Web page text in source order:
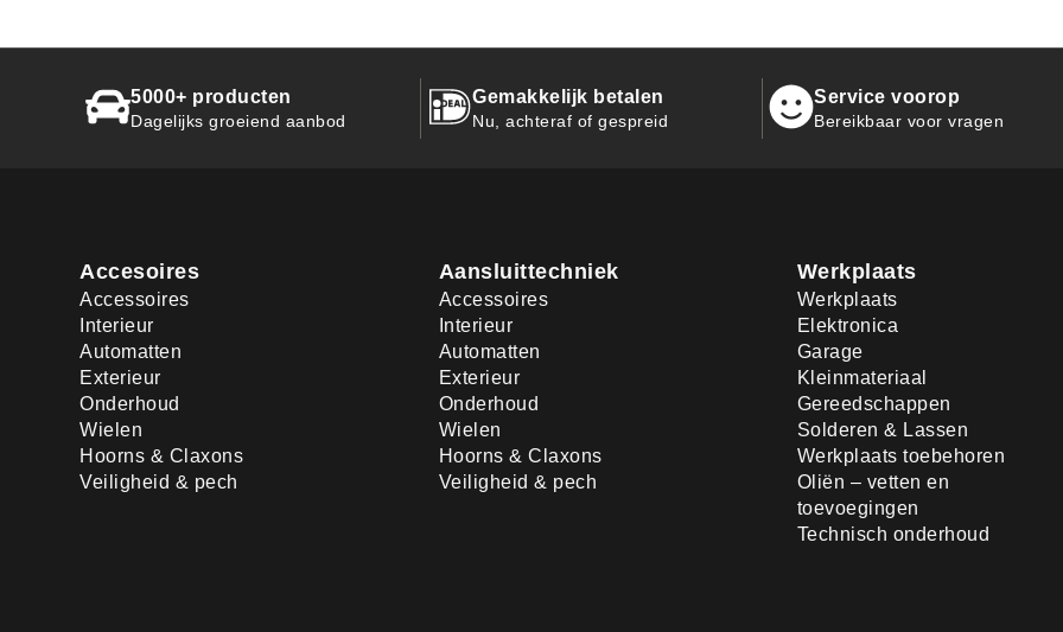
5000+ producten
Dagelijks groeiend aanbod
Gemakkelijk betalen
Nu, achteraf of gespreid
Service voorop
Bereikbaar voor vragen
Accesoires
Accessoires
Interieur
Automatten
Exterieur
Onderhoud
Wielen
Hoorns & Claxons
Veiligheid & pech
Aansluittechniek
Accessoires
Interieur
Automatten
Exterieur
Onderhoud
Wielen
Hoorns & Claxons
Veiligheid & pech
Werkplaats
Werkplaats
Elektronica
Garage
Kleinmateriaal
Gereedschappen
Solderen & Lassen
Werkplaats toebehoren
Oliën – vetten en
toevoegingen
Technisch onderhoud